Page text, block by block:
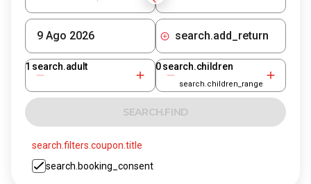
search.add_return
1 search.adult 0 search.children
search.children_range
SEARCH.FIND
search.booking_consent
search.filters.coupon.title